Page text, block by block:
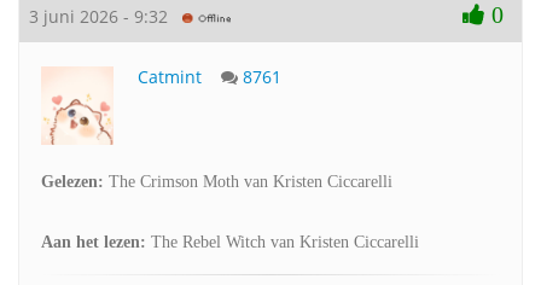
3 juni 2026 - 9:32 0
Catmint 8761
Gelezen: The Crimson Moth van Kristen Ciccarelli
Aan het lezen: The Rebel Witch van Kristen Ciccarelli